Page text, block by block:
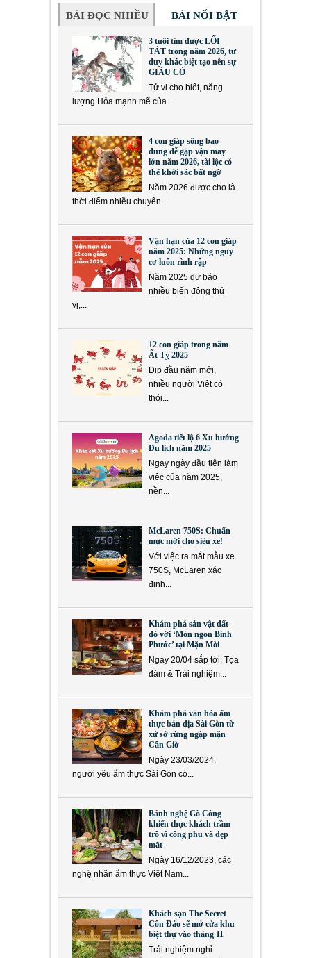
BÀI ĐỌC NHIỀU BÀI NỔI BẬT
3 tuổi tìm được LỐI
TẮT trong năm 2026, tư
duy khác biệt tạo nên sự
GIÀU CÓ
Tử vi cho biết, năng
lượng Hỏa mạnh mẽ của...
4 con giáp sống bao
dung dễ gặp vận may
lớn năm 2026, tài lộc có
thể khởi sắc bất ngờ
Năm 2026 được cho là
thời điểm nhiều chuyển...
Vận hạn của 12 con giáp
năm 2025: Những nguy
cơ luôn rình rập
Năm 2025 dự báo
nhiều biến động thú
vị,...
12 con giáp trong năm
Ất Tỵ 2025
Dịp đầu năm mới,
nhiều người Việt có
thói...
Agoda tiết lộ 6 Xu hướng
Du lịch năm 2025
Ngay ngày đầu tiên làm
việc của năm 2025,
nền...
McLaren 750S: Chuẩn
mực mới cho siêu xe!
Với việc ra mắt mẫu xe
750S, McLaren xác
định...
Khám phá sản vật đất
đỏ với ‘Món ngon Bình
Phước’ tại Mặn Mòi
Ngày 20/04 sắp tới, Tọa
đàm & Trải nghiệm...
Khám phá văn hóa ẩm
thực bản địa Sài Gòn từ
xứ sở rừng ngập mặn
Cần Giờ
Ngày 23/03/2024,
người yêu ẩm thực Sài Gòn có...
Bánh nghệ Gò Công
khiến thực khách trầm
trồ vì công phu và đẹp
mắt
Ngày 16/12/2023, các
nghệ nhân ẩm thực Việt Nam...
Khách sạn The Secret
Côn Đảo sẽ mở cửa khu
biệt thự vào tháng 11
Trải nghiệm nghỉ